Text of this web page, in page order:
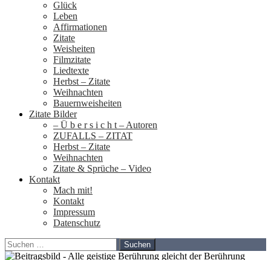
Glück
Leben
Affirmationen
Zitate
Weisheiten
Filmzitate
Liedtexte
Herbst – Zitate
Weihnachten
Bauernweisheiten
Zitate Bilder
– Ü b e r s i c h t – Autoren
ZUFALLS – ZITAT
Herbst – Zitate
Weihnachten
Zitate & Sprüche – Video
Kontakt
Mach mit!
Kontakt
Impressum
Datenschutz
Suchen
nach: